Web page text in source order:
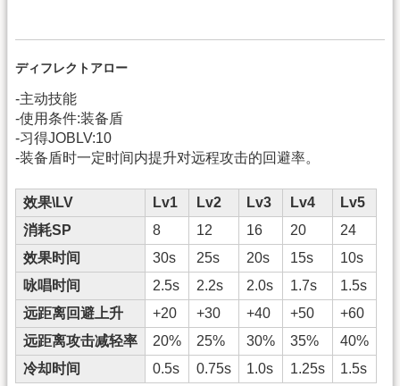
ディフレクトアロー
-主动技能
-使用条件:装备盾
-习得JOBLV:10
-装备盾时一定时间内提升对远程攻击的回避率。
效果\LV Lv1 Lv2 Lv3 Lv4
Lv5
消耗SP
8 12 16 20
24
效果时间
30s 25s 20s 15s
10s
咏唱时间
2.5s 2.2s 2.0s 1.7s
1.5s
远距离回避上升
+20 +30 +40 +50
+60
远距离攻击减轻率
20% 25% 30% 35%
40%
冷却时间
0.5s 0.75s 1.0s 1.25s 1.5s